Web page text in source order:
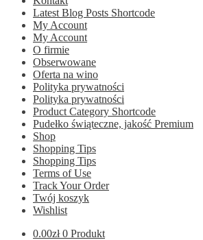
Latest Blog Posts Shortcode
My Account
My Account
O firmie
Obserwowane
Oferta na wino
Polityka prywatności
Polityka prywatności
Product Category Shortcode
Pudełko świąteczne, jakość Premium
Shop
Shopping Tips
Shopping Tips
Terms of Use
Track Your Order
Twój koszyk
Wishlist
0.00zł 0 Produkt